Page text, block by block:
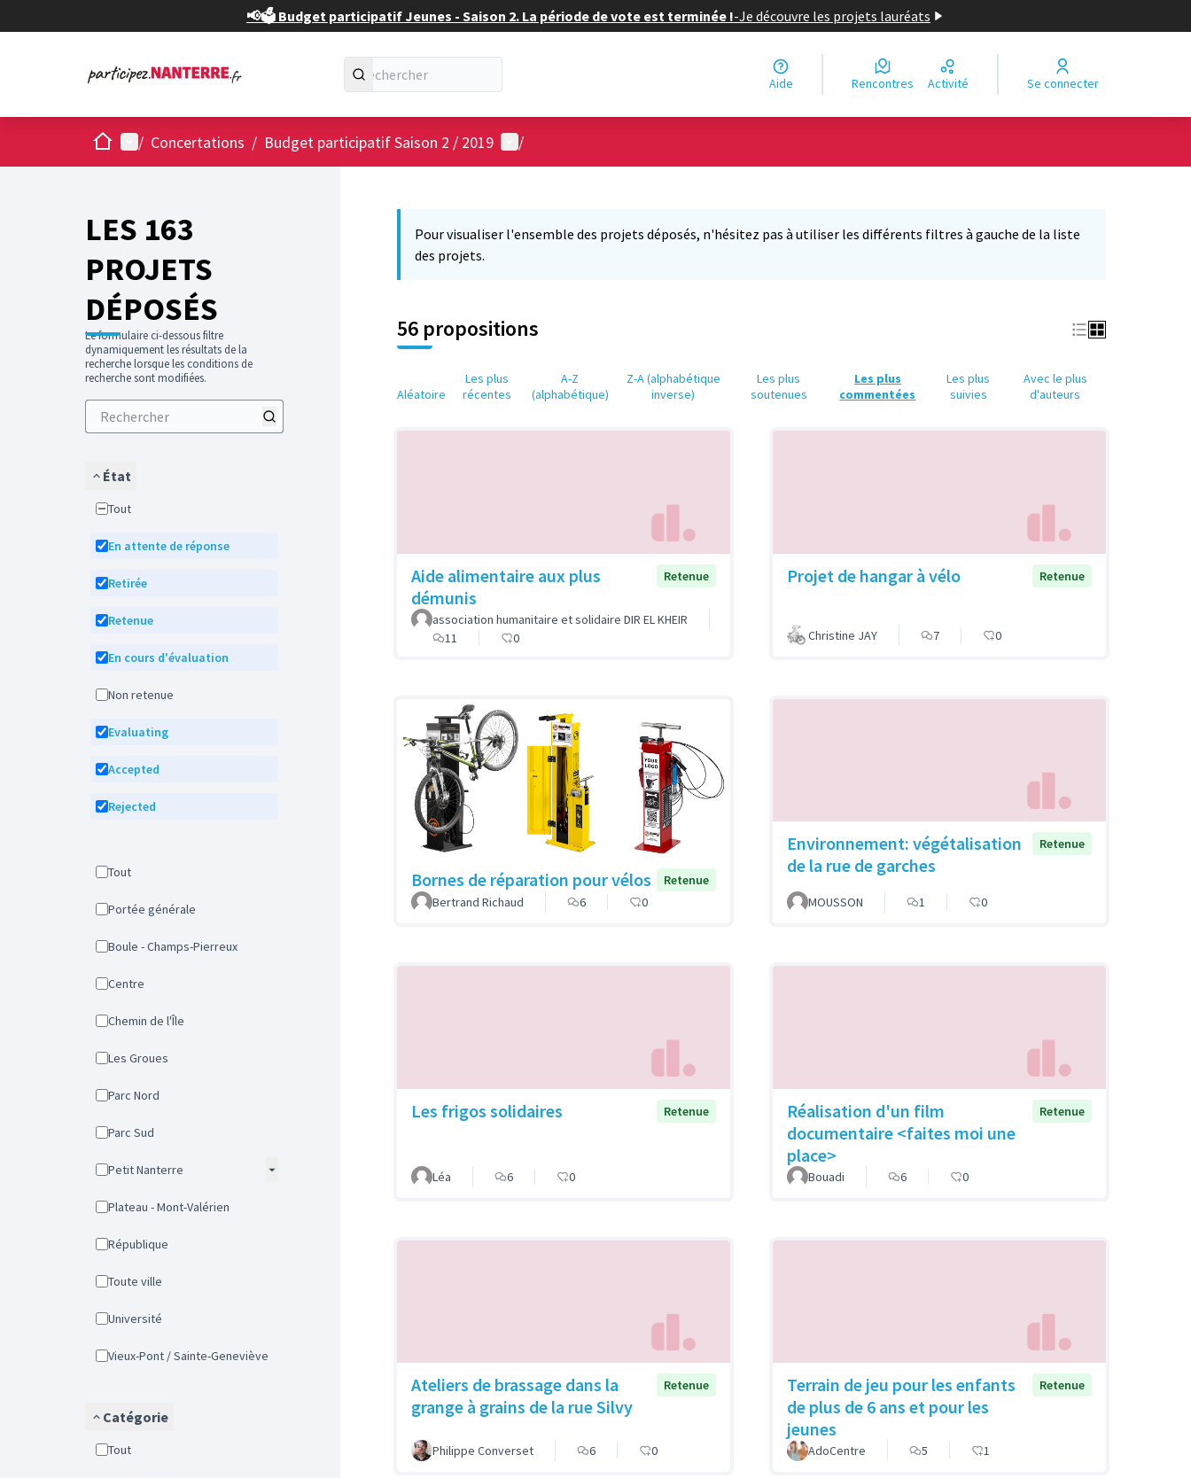
📢🗳️ Budget participatif Jeunes - Saison 2. La période de vote est terminée !-Je découvre les projets lauréats
Aide Rencontres Activité Se connecter
AccueilMenu principal
/ Concertations / Budget participatif Saison 2 / 2019 Menu utilisateur
/
LES 163
PROJETS
DÉPOSÉS
Le formulaire ci-dessous filtre
dynamiquement les résultats de la
recherche lorsque les conditions de
recherche sont modifiées.
État
Tout
En attente de réponse
Retirée
Retenue
En cours d'évaluation
Non retenue
Evaluating
Accepted
Rejected
Tout
Portée générale
Boule - Champs-Pierreux
Centre
Chemin de l'Île
Les Groues
Parc Nord
Parc Sud
Petit Nanterre
Plateau - Mont-Valérien
République
Toute ville
Université
Vieux-Pont / Sainte-Geneviève
Catégorie
Tout
12
Pour visualiser l'ensemble des projets déposés, n'hésitez pas à utiliser les différents filtres à gauche de la liste
des projets.
56 propositions
Aléatoire
Les plus
récentes
A-Z
(alphabétique)
Z-A (alphabétique
inverse)
Les plus
soutenues
Les plus
commentées
Les plus
suivies
Avec le plus
d'auteurs
Aide alimentaire aux plus
démunis
Retenue
association humanitaire et solidaire DIR EL KHEIR
11
0
Projet de hangar à vélo Retenue
Christine JAY 7 0
Bornes de réparation pour vélos
Retenue
Bertrand Richaud
6 0
Environnement: végétalisation
de la rue de garches
Retenue
MOUSSON 1 0
Les frigos solidaires Retenue
Léa 6 0
Réalisation d'un film
documentaire <faites moi une
place>
Retenue
Bouadi 6 0
Ateliers de brassage dans la
grange à grains de la rue Silvy
Retenue
Philippe Converset 6 0
Terrain de jeu pour les enfants
de plus de 6 ans et pour les
jeunes
Retenue
AdoCentre 5 1